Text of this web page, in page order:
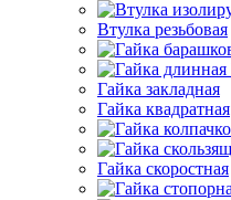
Втулка резьбовая
Гайка закладная
Гайка квадратная
Гайка скоростная